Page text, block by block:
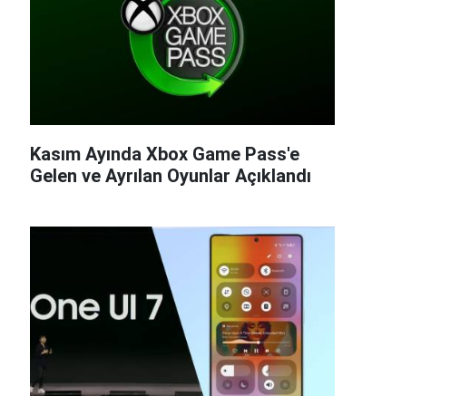
Kasım Ayında Xbox Game Pass'e
Gelen ve Ayrılan Oyunlar Açıklandı